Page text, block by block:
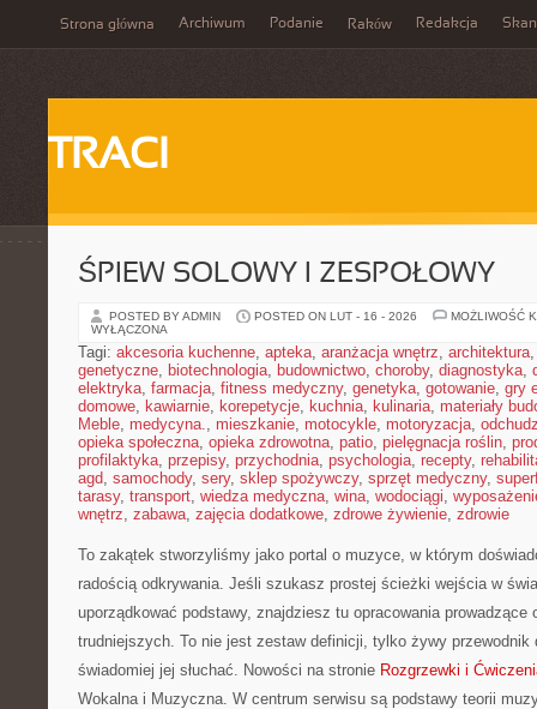
Strona główna Archiwum Podanie Raków Redakcja
TRACI
ŚPIEW SOLOWY I ZESPOŁOWY
POSTED BY ADMIN POSTED ON LUT - 16 - 2026
MOŻLIWOŚĆ
WYŁĄCZONA
Tagi: akcesoria kuchenne, apteka, aranżacja wnętrz, architektura
genetyczne, biotechnologia, budownictwo, choroby, diagnostyka,
elektryka, farmacja, fitness medyczny, genetyka, gotowanie, gry
domowe, kawiarnie, korepetycje, kuchnia, kulinaria, materiały
Meble, medycyna., mieszkanie, motocykle, motoryzacja,
opieka społeczna, opieka zdrowotna, patio, pielęgnacja roślin,
profilaktyka, przepisy, przychodnia, psychologia, recepty,
agd, samochody, sery, sklep spożywczy, sprzęt medyczny,
tarasy, transport, wiedza medyczna, wina, wodociągi,
wnętrz, zabawa, zajęcia dodatkowe, zdrowe żywienie, zdrowie
To zakątek stworzyliśmy jako portal o muzyce, w którym
radością odkrywania. Jeśli szukasz prostej ścieżki wejścia w
uporządkować podstawy, znajdziesz tu opracowania prowadzące
trudniejszych. To nie jest zestaw definicji, tylko żywy przewodnik
świadomiej jej słuchać. Nowości na stronie Rozgrzewki i
Wokalna i Muzyczna. W centrum serwisu są podstawy teorii